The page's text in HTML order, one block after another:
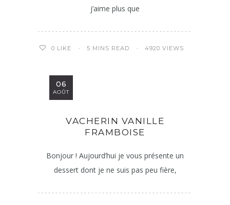
j’aime plus que
0 LIKE 5 MINS READ 4920 VIEWS
06
AOÛT
VACHERIN VANILLE
FRAMBOISE
Bonjour ! Aujourd’hui je vous présente un
dessert dont je ne suis pas peu fière,